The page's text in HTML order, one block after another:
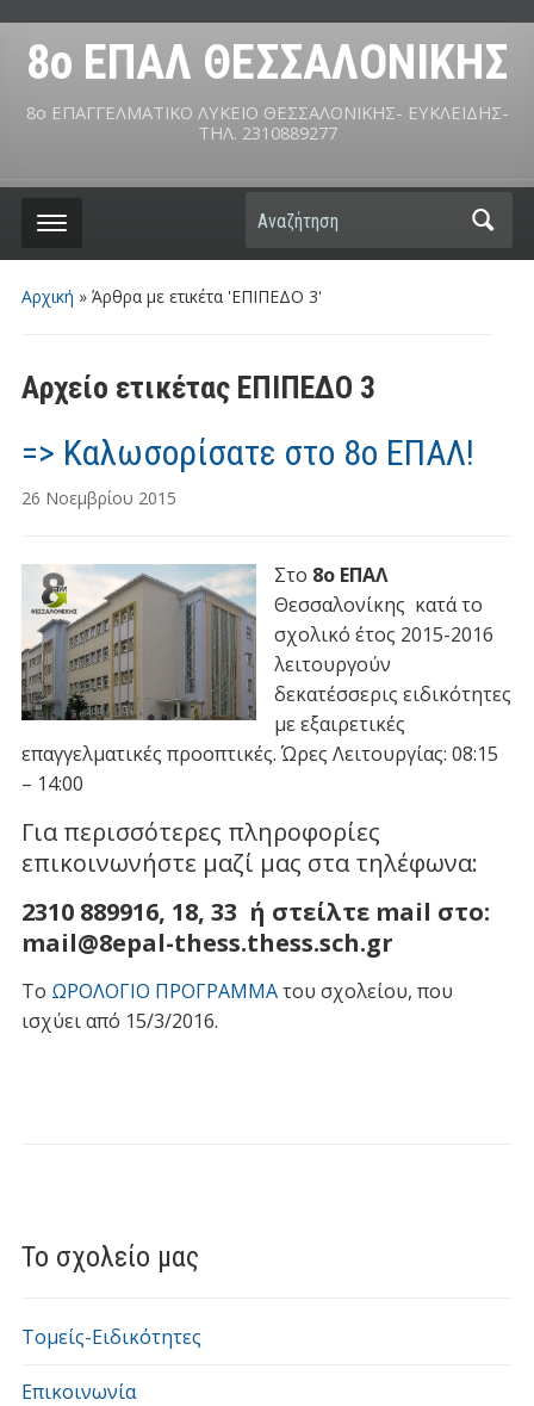
8ο ΕΠΑΛ ΘΕΣΣΑΛΟΝΙΚΗΣ
8ο ΕΠΑΓΓΕΛΜΑΤΙΚΟ ΛΥΚΕΙΟ ΘΕΣΣΑΛΟΝΙΚΗΣ- ΕΥΚΛΕΙΔΗΣ-
ΤΗΛ. 2310889277
Αναζήτηση
Αρχική » Άρθρα με ετικέτα 'ΕΠΙΠΕΔΟ 3'
Αρχείο ετικέτας ΕΠΙΠΕΔΟ 3
Το σχολείο μας
Τομείς-Ειδικότητες
Επικοινωνία
=> Καλωσορίσατε στο 8ο ΕΠΑΛ!
26 Νοεμβρίου 2015
Στο 8ο ΕΠΑΛ
Θεσσαλονίκης κατά το
σχολικό έτος 2015-2016
λειτουργούν
δεκατέσσερις ειδικότητες
με εξαιρετικές
επαγγελματικές προοπτικές.Ώρες Λειτουργίας: 08:15
– 14:00
Για περισσότερες πληροφορίες
επικοινωνήστε μαζί μας στα τηλέφωνα:
2310 889916, 18, 33 ή στείλτε mail στο:
mail@8epal-thess.thess.sch.gr
Το ΩΡΟΛΟΓΙΟ ΠΡΟΓΡΑΜΜΑτου σχολείου, που
ισχύει από 15/3/2016.